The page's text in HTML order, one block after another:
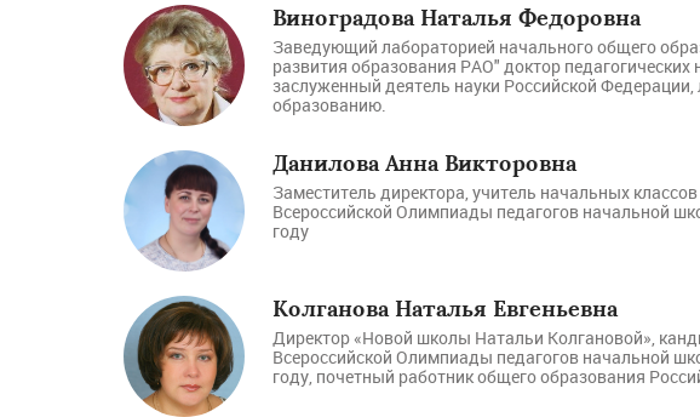
Виноградова Наталья Федоровна
Заведующий лабораторией начального общего
развития образования РАО" доктор
заслуженный деятель науки Российской
образованию.
Данилова Анна Викторовна
Заместитель директора, учитель начальных
Всероссийской Олимпиады педагогов начальной
году
Колганова Наталья Евгеньевна
Директор «Новой школы Натальи Колгановой»,
Всероссийской Олимпиады педагогов начальной
году, почетный работник общего образования